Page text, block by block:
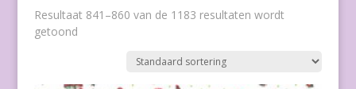
Resultaat 841–860 van de 1183 resultaten wordt
getoond